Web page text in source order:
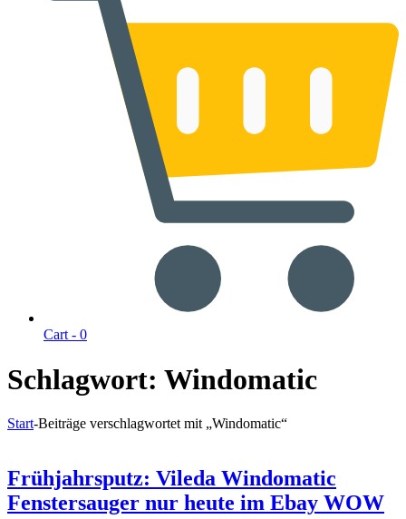
Cart - 0
Schlagwort: Windomatic
Start-Beiträge verschlagwortet mit „Windomatic“
Frühjahrsputz: Vileda Windomatic
Fenstersauger nur heute im Ebay WOW